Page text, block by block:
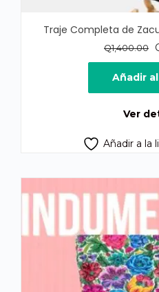
Traje Completa de
Q1,400.00
Añadir
Ver
Añadir a la